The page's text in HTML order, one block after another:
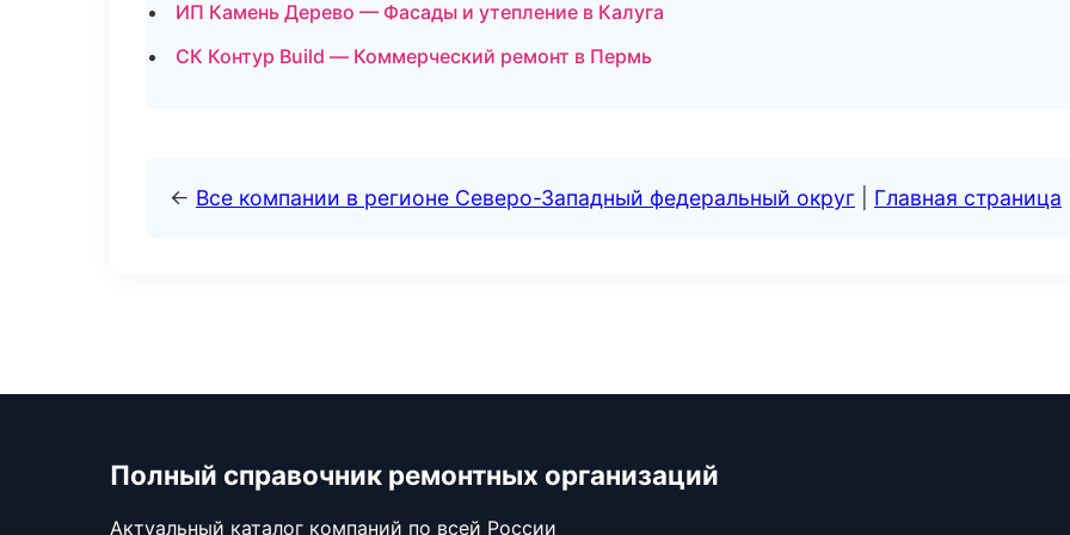
ИП Камень Дерево — Фасады и утепление в Калуга
СК Контур Build — Коммерческий ремонт в Пермь
← Все компании в регионе Северо-Западный федеральный округ Главная страница
Полный справочник ремонтных организаций
Актуальный каталог компаний по всей России